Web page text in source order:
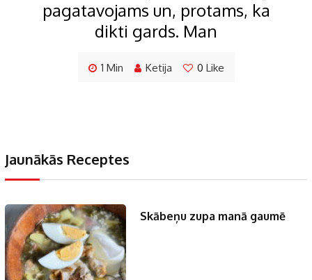
pagatavojams un, protams, ka
dikti gards. Man
1 Min Ketija 0 Like
Jaunākās Receptes
Skābeņu zupa manā gaumē